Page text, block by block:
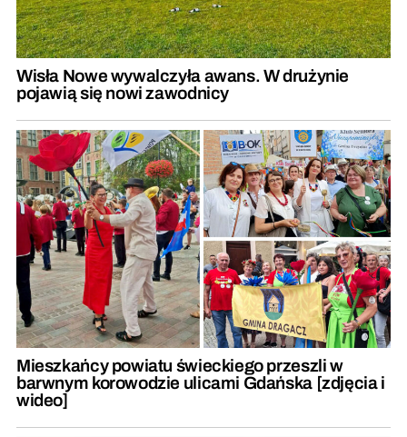
Wisła Nowe wywalczyła awans. W drużynie
pojawią się nowi zawodnicy
Mieszkańcy powiatu świeckiego przeszli w
barwnym korowodzie ulicami Gdańska [zdjęcia i
wideo]